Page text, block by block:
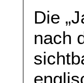
Die
nach